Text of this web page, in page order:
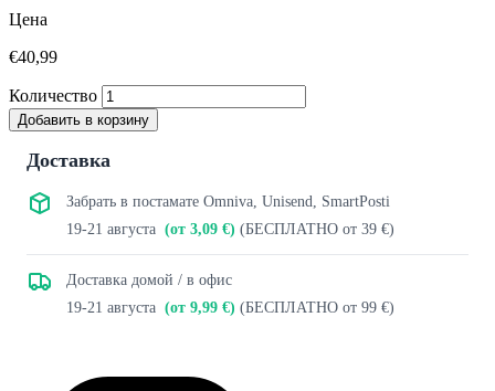
Цена
€40,99
Количество
Добавить в корзину
Доставка
Забрать в постамате Omniva, Unisend, SmartPosti
19-21 августа (от 3,09 €) (БЕСПЛАТНО от 39 €)
Доставка домой / в офис
19-21 августа (от 9,99 €) (БЕСПЛАТНО от 99 €)